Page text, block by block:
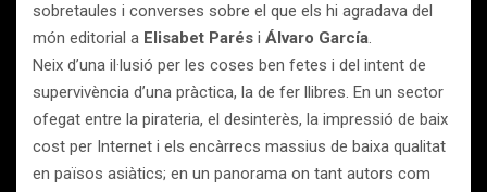
sobretaules i converses sobre el que els hi agradava del
món editorial a Elisabet Parés i Álvaro García.
Neix d’una il·lusió per les coses ben fetes i del intent de
supervivència d’una pràctica, la de fer llibres. En un sector
ofegat entre la pirateria, el desinterès, la impressió de baix
cost per Internet i els encàrrecs massius de baixa qualitat
en països asiàtics; en un panorama on tant autors com